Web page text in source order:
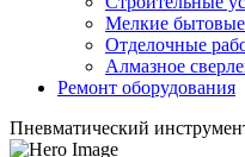
Мелкие бытовые
Отделочные
Алмазное
Ремонт оборудования
Пневматический